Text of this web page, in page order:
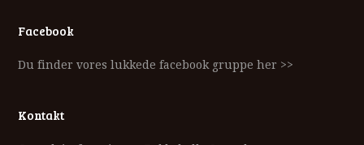
Facebook
Du finder vores lukkede facebook gruppe her >>
Kontakt